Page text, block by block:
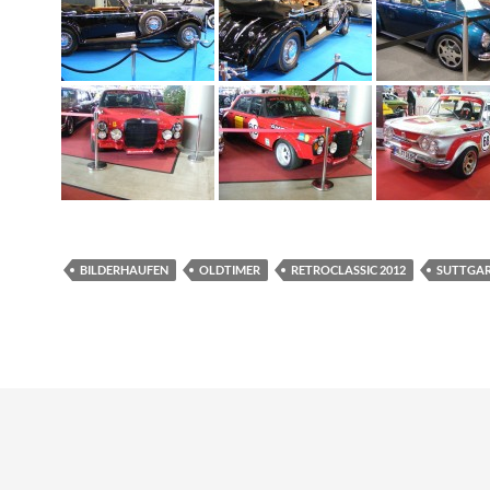
BILDERHAUFEN OLDTIMER RETROCLASSIC 2012